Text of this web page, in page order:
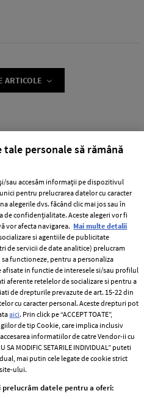
ARTICOLE
LA NEWSLETTER
pe:
rapidă a
tale personale să rămână
sau accesăm informații pe dispozitivul
pentru prelucrarea datelor cu caracter
alegerile dvs. făcând clic mai jos sau în
de confidențialitate. Aceste alegeri vor fi
vor afecta navigarea. Mai multe detalii
si agentiile de publicitate
de servicii de date analitice) prelucram
functioneze, pentru a personaliza
in functie de interesele si/sau profilul
aferente retelelor de socializare si pentru a
de drepturile prevazute de art. 15-22 din
cu caracter personal. Aceste drepturi pot
aici. Prin click pe “ACCEPT TOATE”,
de tip Cookie, care implica inclusiv
informatiilor de catre Vendor-ii cu
MODIFIC SETARILE INDIVIDUAL” puteti
mai putin cele legate de cookie strict
ului.
datele pentru a oferi: